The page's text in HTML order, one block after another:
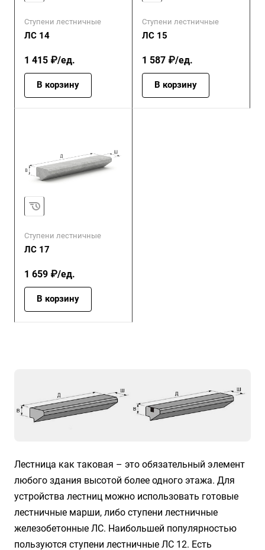
Ступени лестничные
ЛС 14
1 415 ₽/ед.
В корзину
Ступени лестничные
ЛС 15
1 587 ₽/ед.
В корзину
Ступени лестничные
ЛС 17
1 659 ₽/ед.
В корзину
Лестница как таковая – это обязательный элемент
любого здания высотой более одного этажа. Для
устройства лестниц можно использовать готовые
лестничные марши, либо ступени лестничные
железобетонные ЛС. Наибольшей популярностью
пользуются ступени лестничные ЛС 12. Есть